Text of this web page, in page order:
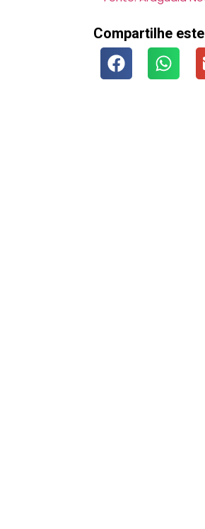
Compartilhe